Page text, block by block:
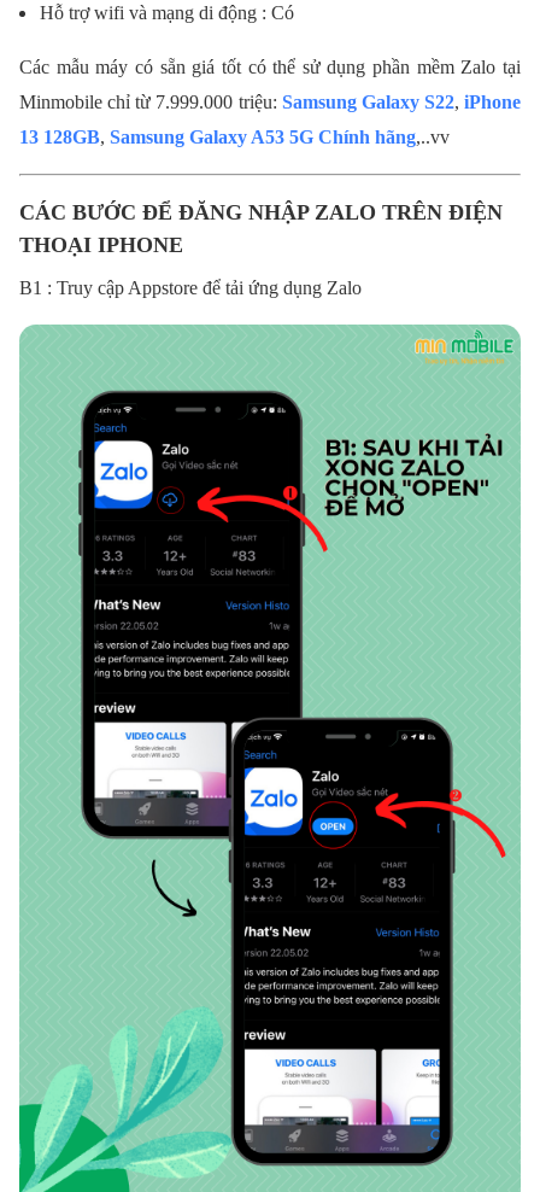
Hỗ trợ wifi và mạng di động : Có
Các mẫu máy có sẵn giá tốt có thể sử dụng phần mềm Zalo tại
Minmobile chỉ từ 7.999.000 triệu: Samsung Galaxy S22, iPhone
13 128GB, Samsung Galaxy A53 5G Chính hãng,..vv
CÁC BƯỚC ĐỂ ĐĂNG NHẬP ZALO TRÊN ĐIỆN
THOẠI IPHONE
B1 : Truy cập Appstore để tải ứng dụng Zalo